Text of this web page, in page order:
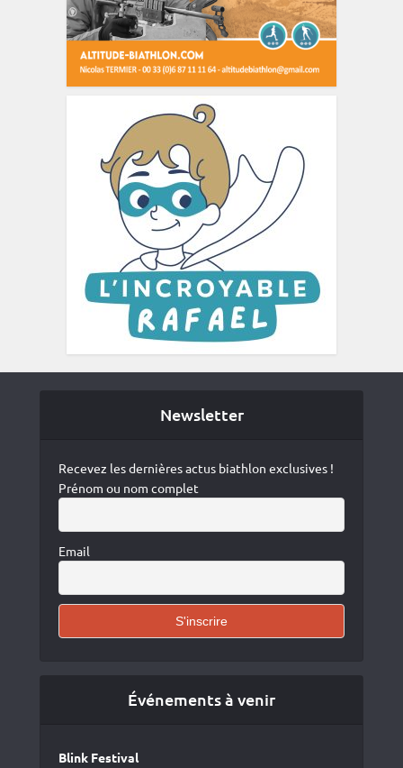
Newsletter
Recevez les dernières actus biathlon exclusives !
Prénom ou nom complet
Email
Événements à venir
Blink Festival